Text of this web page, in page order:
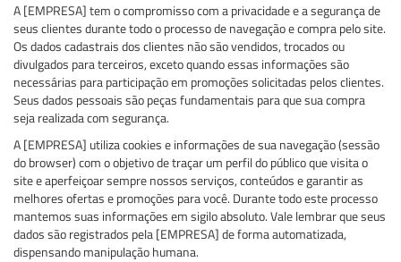
A [EMPRESA] tem o compromisso com a privacidade e a segurança de
seus clientes durante todo o processo de navegação e compra pelo site.
Os dados cadastrais dos clientes não são vendidos, trocados ou
divulgados para terceiros, exceto quando essas informações são
necessárias para participação em promoções solicitadas pelos clientes.
Seus dados pessoais são peças fundamentais para que sua compra
seja realizada com segurança.
A [EMPRESA] utiliza cookies e informações de sua navegação (sessão
do browser) com o objetivo de traçar um perfil do público que visita o
site e aperfeiçoar sempre nossos serviços, conteúdos e garantir as
melhores ofertas e promoções para você. Durante todo este processo
mantemos suas informações em sigilo absoluto. Vale lembrar que seus
dados são registrados pela [EMPRESA] de forma automatizada,
dispensando manipulação humana.